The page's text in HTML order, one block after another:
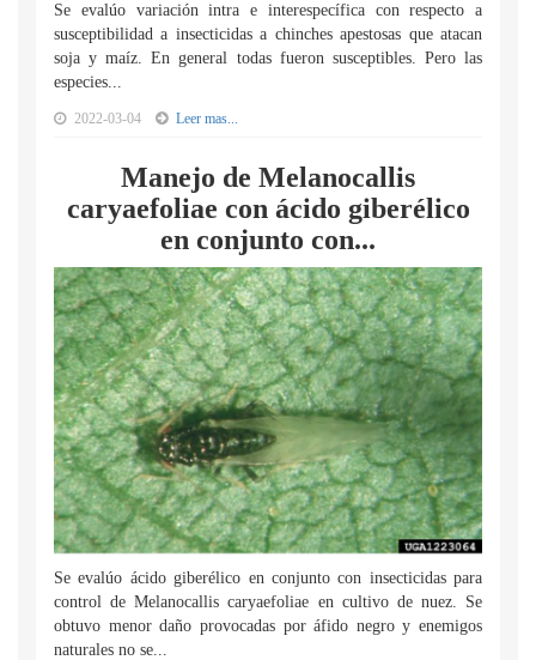
Se evalúo variación intra e interespecífica con respecto a
susceptibilidad a insecticidas a chinches apestosas que atacan
soja y maíz. En general todas fueron susceptibles. Pero las
especies...
2022-03-04 Leer mas...
Manejo de Melanocallis
caryaefoliae con ácido giberélico
en conjunto con...
Se evalúo ácido giberélico en conjunto con insecticidas para
control de Melanocallis caryaefoliae en cultivo de nuez. Se
obtuvo menor daño provocadas por áfido negro y enemigos
naturales no se...